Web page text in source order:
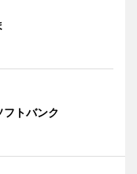
トバンク